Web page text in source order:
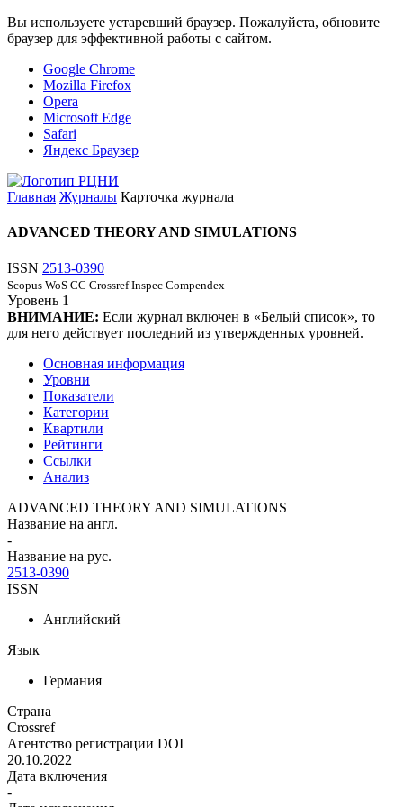
Вы используете устаревший браузер. Пожалуйста, обновите
браузер для эффективной работы с сайтом.
Google Chrome
Mozilla Firefox
Opera
Microsoft Edge
Safari
Яндекс Браузер
Главная Журналы Карточка журнала
ADVANCED THEORY AND SIMULATIONS
ISSN 2513-0390
Scopus WoS CC Crossref Inspec Compendex
Уровень 1
ВНИМАНИЕ: Если журнал включен в «Белый список», то
для него действует последний из утвержденных уровней.
Основная информация
Уровни
Показатели
Категории
Квартили
Рейтинги
Ссылки
Анализ
ADVANCED THEORY AND SIMULATIONS
Название на англ.
-
Название на рус.
2513-0390
ISSN
Английский
Язык
Германия
Страна
Crossref
Агентство регистрации DOI
20.10.2022
Дата включения
-